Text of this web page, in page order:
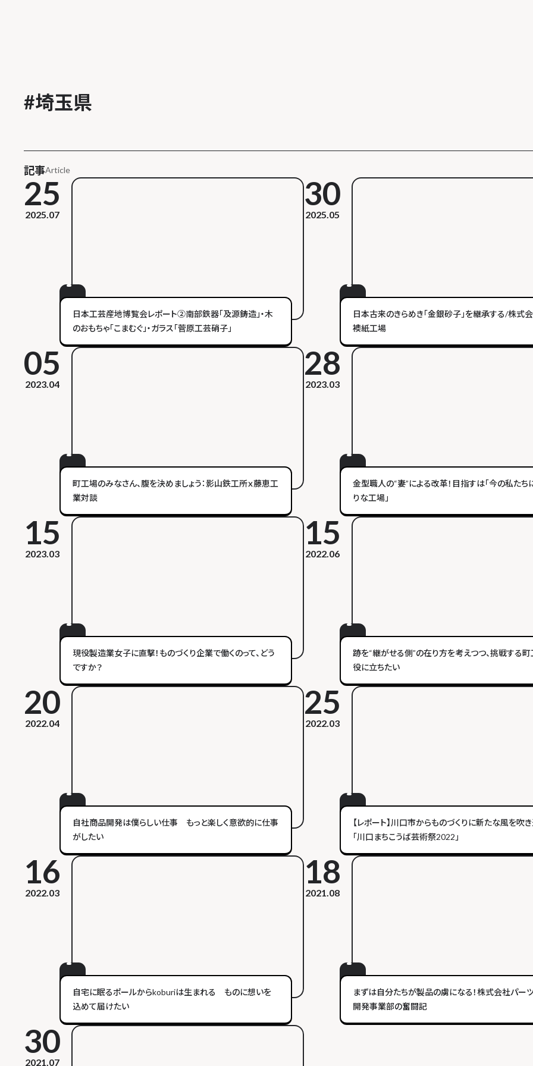
#埼玉県
記事Article
25
2025.07
日本工芸産地博覧会レポート②南部鉄器「及源鋳造」・木
のおもちゃ「こまむぐ」・ガラス「菅原工芸硝子」
30
2025.05
日本古来のきらめき「金銀砂子」を継承する/株式
襖紙工場
05
2023.04
町工場のみなさん、腹を決めましょう：影山鉄工所ｘ藤恵工
業対談
28
2023.03
金型職人の“妻”による改革！目指すは「今の私たち
りな工場」
15
2023.03
現役製造業女子に直撃！ものづくり企業で働くのって、どう
ですか？
15
2022.06
跡を“継がせる側”の在り方を考えつつ、挑戦する
役に立ちたい
20
2022.04
自社商品開発は僕らしい仕事 もっと楽しく意欲的に仕事
がしたい
25
2022.03
【レポート】川口市からものづくりに新たな風を吹
「川口まちこうば芸術祭2022」
16
2022.03
自宅に眠るポールからkoburiは生まれる ものに想いを
込めて届けたい
18
2021.08
まずは自分たちが製品の虜になる！株式会社パー
開発事業部の奮闘記
30
2021.07